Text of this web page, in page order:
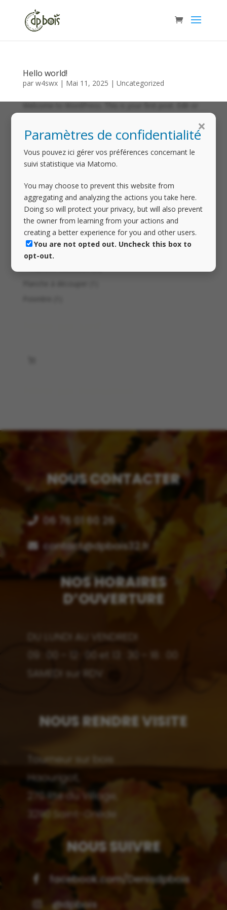
Hello world!
par w4swx| Mai 11, 2025 | Uncategorized
Non classé 1 1
produit
Casse noix 11
Décapsuleur bouteille
produit
Décapsuleur mural 11
produit
Douelle apéro 11
produit
Mortier & pilon 11
produit
Nos planches 22
Planche apéro
NOUS CONTACTER
06 76 01 60 26
contact@dpbois32.fr
NOS HORAIRES
D’OUVERTURE
DU LUNDI AU VENDREDI
09 : 00 – 12 : 00 et 13 : 30 – 18 : 00
SAMEDI sur RDV
NOUS RENDRE VISITE
Tourneur sur bois
Haourigot,
270 Rte du Village,
32110 Saint-Griède
NOUS SUIVRE
facebook.com/Denisdpbois
@dpbois
×
Paramètres de confidentialité
Vous pouvez ici gérer vos préférences concernant le
suivi statistique via Matomo.
You may choose to prevent this website from
aggregating and analyzing the actions you take here.
Doing so will protect your privacy, but will also prevent
the owner from learning from your actions and
creating a better experience for you and other users.
You are not opted out. Uncheck this box to
opt-out.